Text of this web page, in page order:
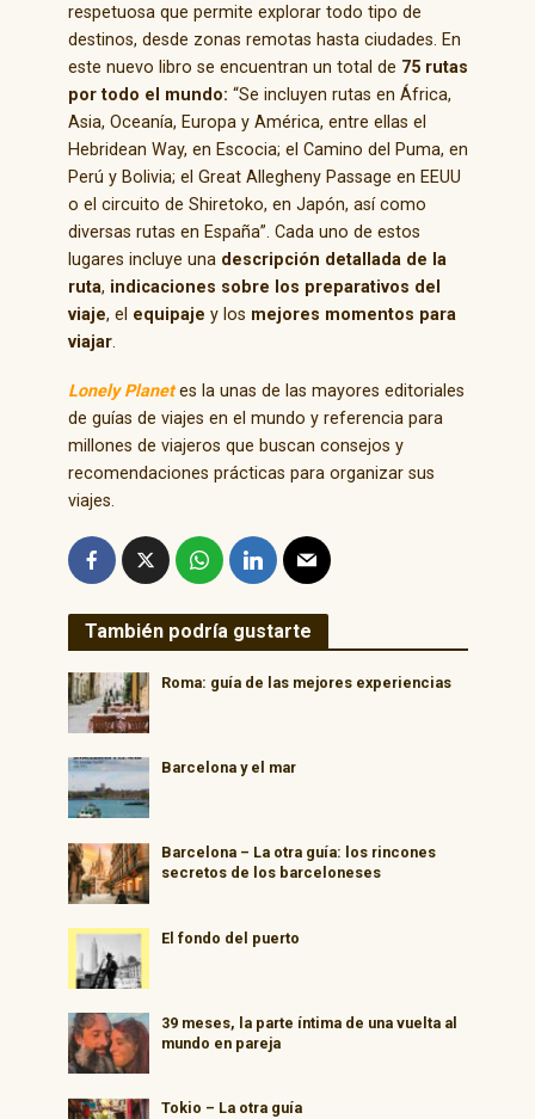
respetuosa que permite explorar todo tipo de
destinos, desde zonas remotas hasta ciudades. En
este nuevo libro se encuentran un total de 75 rutas
por todo el mundo: “Se incluyen rutas en África,
Asia, Oceanía, Europa y América, entre ellas el
Hebridean Way, en Escocia; el Camino del Puma, en
Perú y Bolivia; el Great Allegheny Passage en EEUU
o el circuito de Shiretoko, en Japón, así como
diversas rutas en España”. Cada uno de estos
lugares incluye una descripción detallada de la
ruta, indicaciones sobre los preparativos del
viaje, el equipaje y los mejores momentos para
viajar.
Lonely Planet es la unas de las mayores editoriales
de guías de viajes en el mundo y referencia para
millones de viajeros que buscan consejos y
recomendaciones prácticas para organizar sus
viajes.
También podría gustarte
Roma: guía de las mejores experiencias
Barcelona y el mar
Barcelona – La otra guía: los rincones
secretos de los barceloneses
El fondo del puerto
39 meses, la parte íntima de una vuelta al
mundo en pareja
Tokio – La otra guía